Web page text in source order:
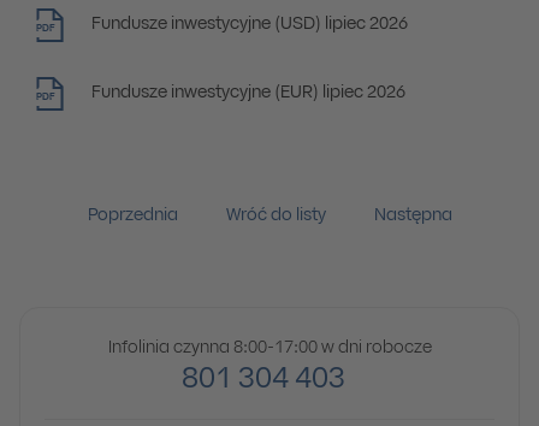
PDF Fundusze inwestycyjne (USD) lipiec 2026
PDF Fundusze inwestycyjne (EUR) lipiec 2026
Poprzednia Wróć do listy Następna
Infolinia czynna 8:00-17:00 w dni robocze
801 304 403